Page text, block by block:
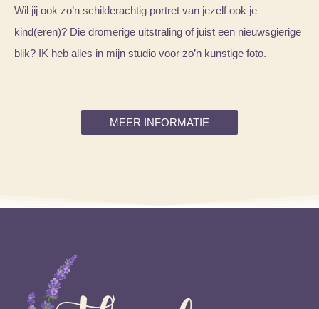
Wil jij ook zo’n schilderachtig portret van jezelf ook je
kind(eren)? Die dromerige uitstraling of juist een nieuwsgierige
blik? IK heb alles in mijn studio voor zo’n kunstige foto.
MEER INFORMATIE